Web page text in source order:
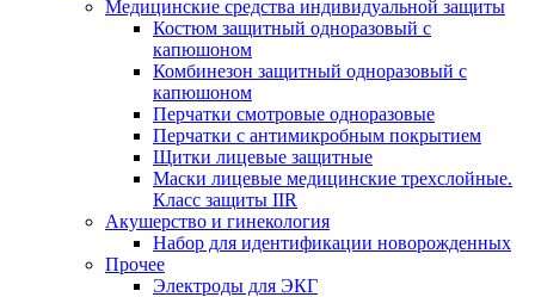
Медицинские средства индивидуальной защиты
Костюм защитный одноразовый с
капюшоном
Комбинезон защитный одноразовый с
капюшоном
Перчатки смотровые одноразовые
Перчатки с антимикробным покрытием
Щитки лицевые защитные
Маски лицевые медицинские трехслойные.
Класс защиты IIR
Акушерство и гинекология
Набор для идентификации новорожденных
Прочее
Электроды для ЭКГ